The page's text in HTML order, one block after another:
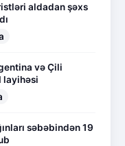
aldadan şəxs
və Çili
layihəsi
səbəbindən 19